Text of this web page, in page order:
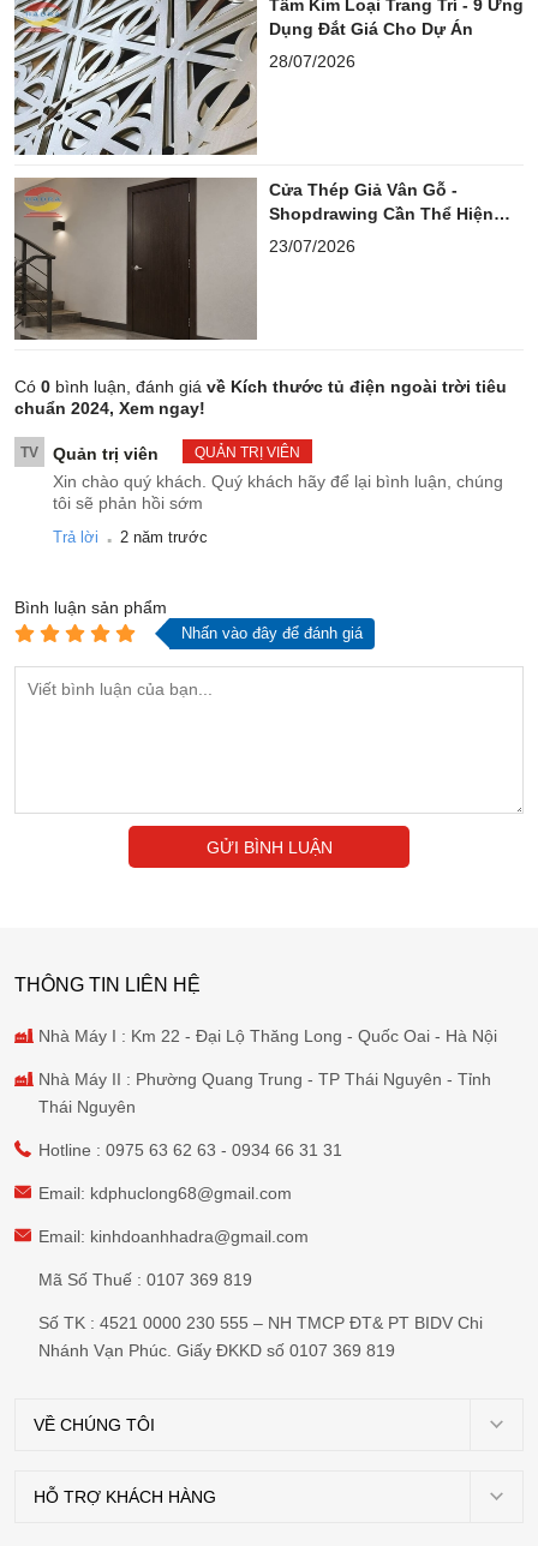
Tấm Kim Loại Trang Trí - 9 Ứng
Dụng Đắt Giá Cho Dự Án
28/07/2026
Cửa Thép Giả Vân Gỗ -
Shopdrawing Cần Thể Hiện
Những Gì?
23/07/2026
Có 0 bình luận, đánh giá về Kích thước tủ điện ngoài trời tiêu
chuẩn 2024, Xem ngay!
TV Quản trị viên QUẢN TRỊ VIÊN
Xin chào quý khách. Quý khách hãy để lại bình luận, chúng
tôi sẽ phản hồi sớm
Trả lời . 2 năm trước
Bình luận sản phẩm
Nhấn vào đây để đánh giá
GỬI BÌNH LUẬN
THÔNG TIN LIÊN HỆ
Nhà Máy I : Km 22 - Đại Lộ Thăng Long - Quốc Oai - Hà Nội
Nhà Máy II : Phường Quang Trung - TP Thái Nguyên - Tỉnh
Thái Nguyên
Hotline : 0975 63 62 63 - 0934 66 31 31
Email: kdphuclong68@gmail.com
Email: kinhdoanhhadra@gmail.com
Mã Số Thuế : 0107 369 819
Số TK : 4521 0000 230 555 – NH TMCP ĐT& PT BIDV Chi
Nhánh Vạn Phúc. Giấy ĐKKD số 0107 369 819
VỀ CHÚNG TÔI
thiệu
HỖ TRỢ KHÁCH HÀNG